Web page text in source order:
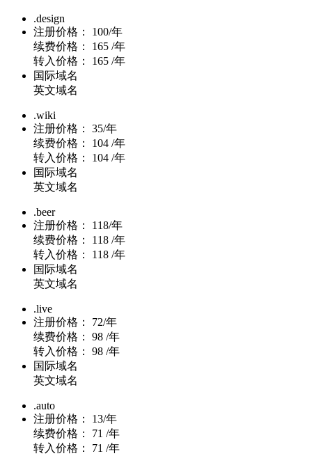
.design
注册价格：
100/年
续费价格：
165 /年
转入价格：
165 /年
国际域名
英文域名
.wiki
注册价格：
35/年
续费价格：
104 /年
转入价格：
104 /年
国际域名
英文域名
.beer
注册价格：
118/年
续费价格：
118 /年
转入价格：
118 /年
国际域名
英文域名
.live
注册价格：
72/年
续费价格：
98 /年
转入价格：
98 /年
国际域名
英文域名
.auto
注册价格：
13/年
续费价格：
71 /年
转入价格：
71 /年